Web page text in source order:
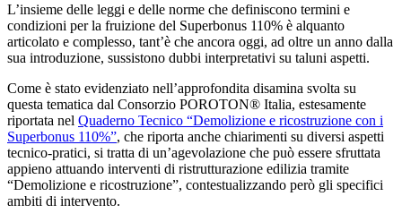
L’insieme delle leggi e delle norme che definiscono termini e
condizioni per la fruizione del Superbonus 110% è alquanto
articolato e complesso, tant’è che ancora oggi, ad oltre un anno dalla
sua introduzione, sussistono dubbi interpretativi su taluni aspetti.
Come è stato evidenziato nell’approfondita disamina svolta su
questa tematica dal Consorzio POROTON® Italia, estesamente
riportata nel Quaderno Tecnico “Demolizione e ricostruzione con i
Superbonus 110%”, che riporta anche chiarimenti su diversi aspetti
tecnico-pratici, si tratta di un’agevolazione che può essere sfruttata
appieno attuando interventi di ristrutturazione edilizia tramite
“Demolizione e ricostruzione”, contestualizzando però gli specifici
ambiti di intervento.